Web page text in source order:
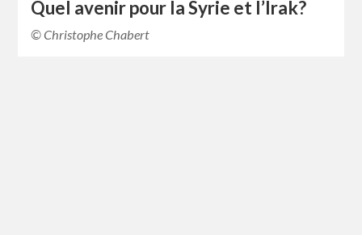
Quel avenir pour la Syrie et l’Irak?
© Christophe Chabert